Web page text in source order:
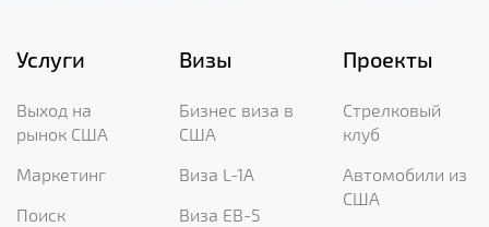
Услуги
Выход на
рынок США
Маркетинг
Поиск
Визы
Бизнес виза в
США
Виза L-1A
Виза EB-5
Проекты
Стрелковый
клуб
Автомобили из
США